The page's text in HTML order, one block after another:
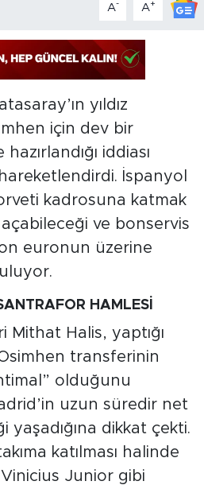
A- A+
yıldız
için dev bir
iddiası
İspanyol
kadrosuna katmak
açabileceği ve bonservis
euronun üzerine
HAMLESİ
Mithat Halis, yaptığı
transferinin
olduğunu
uzun süredir net
yaşadığına dikkat çekti.
katılması halinde
Junior gibi